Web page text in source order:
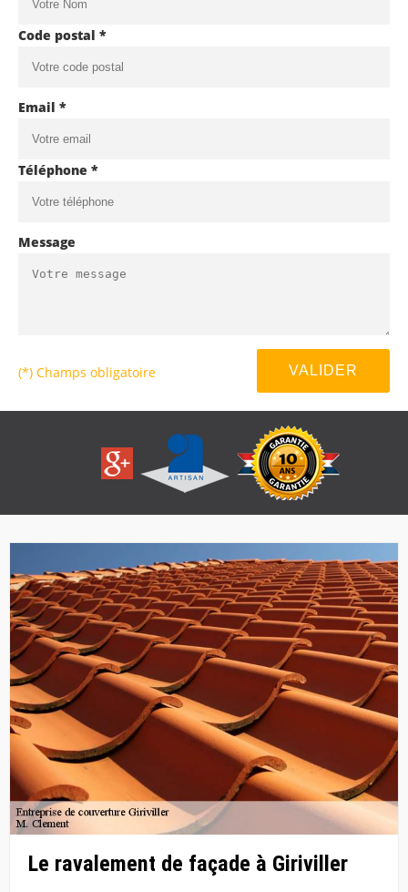
Code postal *
Email *
Téléphone *
Message
(*) Champs obligatoire
Le ravalement de façade à Giriviller